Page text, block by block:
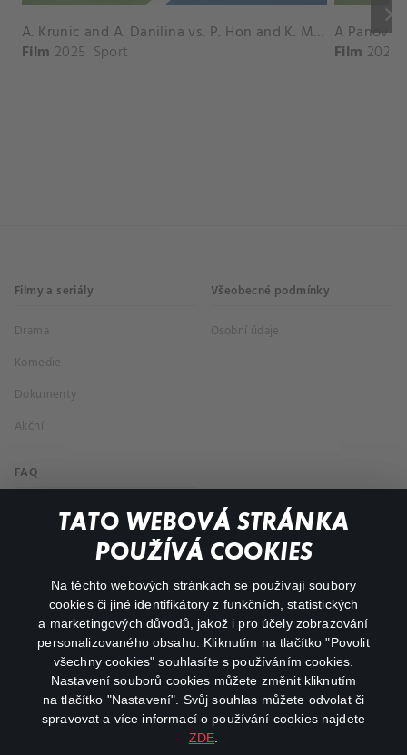
TATO WEBOVÁ STRÁNKA
POUŽÍVÁ COOKIES
Na těchto webových stránkách se používají soubory
cookies či jiné identifikátory z funkčních, statistických
a marketingových důvodů, jakož i pro účely zobrazování
personalizovaného obsahu. Kliknutím na tlačítko "Povolit
všechny cookies" souhlasíte s používáním cookies.
Nastavení souborů cookies můžete změnit kliknutím
na tlačítko "Nastavení". Svůj souhlas můžete odvolat či
spravovat a více informací o používání cookies najdete
ZDE
keyboard_arrow_right
A. Krunic and A. Danilina vs. P. Hon and K. Muchova Match Highlights - BEIJING_Capital Group Diamond ( October 02, 2025)
Film 2025 Sport Film 2026
Filmy a seriály
Drama
Komedie
Dokumenty
Akční
Všeobecné podmínky
Osobní údaje
FAQ
Můj účet
Důležité odkazy
facebookinstagram
youtube